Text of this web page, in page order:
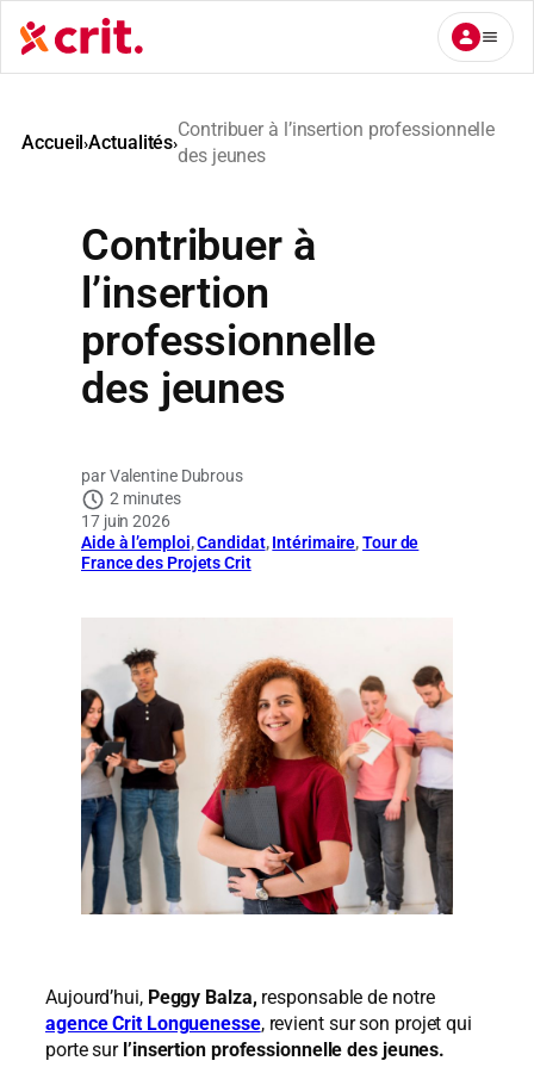
Aller
au
contenu
Accueil›Actualités›
Contribuer à l’insertion professionnelle
des jeunes
Contribuer à
l’insertion
professionnelle
des jeunes
Valentine Dubrous
2 minutes
17 juin 2026
Aide à l’emploi, Candidat, Intérimaire, Tour de
France des Projets Crit
Aujourd’hui, Peggy Balza, responsable de notre
agence Crit Longuenesse, revient sur son projet qui
porte sur l’insertion professionnelle des jeunes.